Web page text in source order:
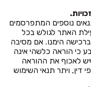
נוספים המתפרסמים
האתר לגולש בכל
הימנו. אם מסיבה
כי הוראה כלשהי אינה
לאכוף את ההוראה
ויתר תנאי השימוש